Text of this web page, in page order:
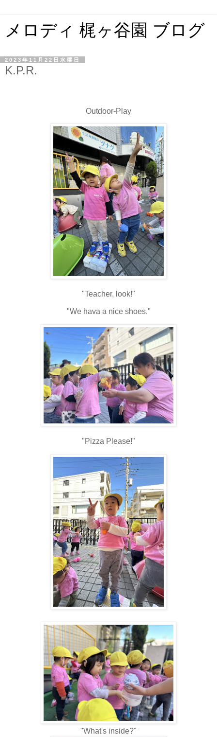
メロディ 梶ヶ谷園 ブログ
2023年11月22日水曜日
K.P.R.
Outdoor-Play
"Teacher, look!"
"We hava a nice shoes."
"Pizza Please!"
"What's inside?"